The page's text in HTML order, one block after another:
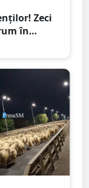
Zeci
în